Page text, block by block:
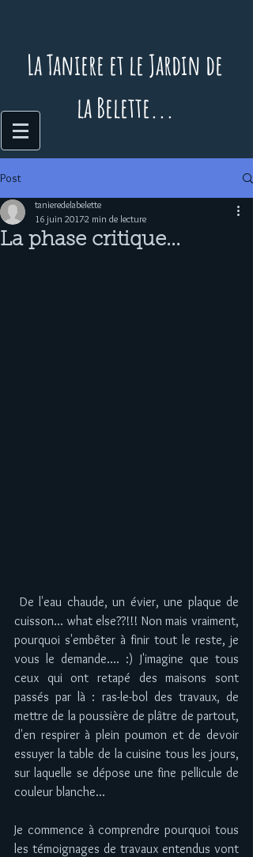
La Taniere et le Jardin de
la Belette...
Post
La phase critique...
tanieredelabelette
16 juin 20172 min de lecture
cuisson... what else??!!! Non mais vraiment,
pourquoi s'embêter à finir tout le reste, je
vous le demande.... :) J'imagine que tous
ceux qui ont retapé des maisons sont
passés par là : ras-le-bol des travaux, de
mettre de la poussière de plâtre de partout,
d'en respirer à plein poumon et de devoir
essuyer la table de la cuisine tous les jours,
sur laquelle se dépose une fine pellicule de
couleur blanche...
Je commence à comprendre pourquoi tous
les témoignages de travaux entendus vont